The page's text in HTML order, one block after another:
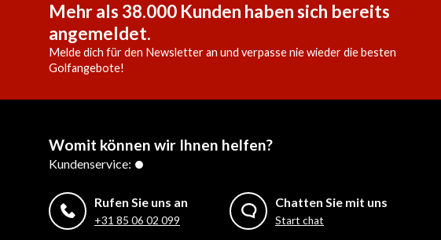
Mehr als 38.000 Kunden haben sich bereits
angemeldet.
Melde dich für den Newsletter an und verpasse nie wieder die besten
Golfangebote!
Womit können wir Ihnen helfen?
Kundenservice:
Rufen Sie uns an
+31 85 06 02 099
Chatten Sie mit uns
Start chat